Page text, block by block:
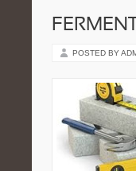
POSTED BY